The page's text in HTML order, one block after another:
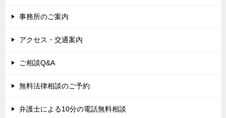
事務所のご案内
アクセス・交通案内
ご相談Q&A
無料法律相談のご予約
弁護士による10分の電話無料相談